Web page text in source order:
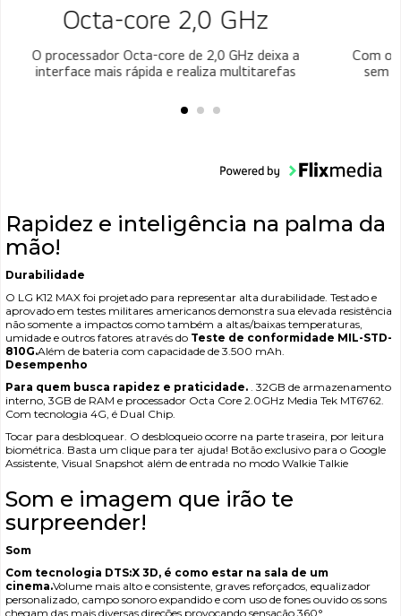
Octa-core 2,0 GHz
O processador Octa-core de 2,0 GHz deixa a
interface mais rápida e realiza multitarefas
Com o
sem
Rapidez e inteligência na palma da
mão!
Durabilidade
O LG K12 MAX foi projetado para representar alta durabilidade. Testado e
aprovado em testes militares americanos demonstra sua elevada resistência
não somente a impactos como também a altas/baixas temperaturas,
umidade e outros fatores através do Teste de conformidade MIL-STD-
810G.Além de bateria com capacidade de 3.500 mAh.
Desempenho
Para quem busca rapidez e praticidade. . 32GB de armazenamento
interno, 3GB de RAM e processador Octa Core 2.0GHz Media Tek MT6762.
Com tecnologia 4G, é Dual Chip.
Tocar para desbloquear. O desbloqueio ocorre na parte traseira, por leitura
biométrica. Basta um clique para ter ajuda! Botão exclusivo para o Google
Assistente, Visual Snapshot além de entrada no modo Walkie Talkie
Som e imagem que irão te
surpreender!
Som
Com tecnologia DTS:X 3D, é como estar na sala de um
cinema.Volume mais alto e consistente, graves reforçados, equalizador
personalizado, campo sonoro expandido e com uso de fones ouvido os sons
chegam das mais diversas direções provocando sensação 360°.